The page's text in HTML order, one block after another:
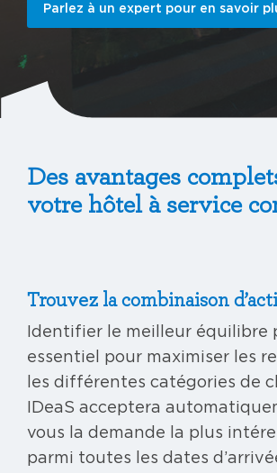
Parlez à un expert pour en savoir
Des avantages
votre hôtel à service
Trouvez la combinaison
Identifier le meilleur équilibre
essentiel pour maximiser les
les différentes catégories de
IDeaS acceptera
vous la demande la plus
parmi toutes les dates